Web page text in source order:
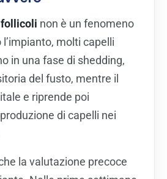
non è un fenomeno
molti capelli
in una fase di shedding,
del fusto, mentre il
e riprende poi
di capelli nei
la valutazione precoce